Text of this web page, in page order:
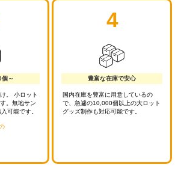
個～
。 小ロット
。無地サン
可能です。
4
豊富な在庫で安心
国内在庫を豊富に用意しているの
で、急遽の10,000個以上の大ロット
グッズ制作も対応可能です。